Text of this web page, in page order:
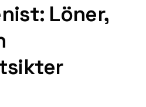
Löner,